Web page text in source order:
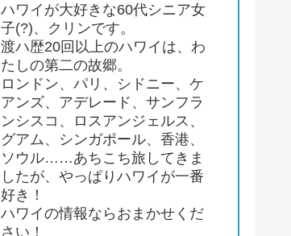
ハワイが大好きな60代シニア女
子(?)、クリンです。
渡ハ歴20回以上のハワイは、わ
たしの第二の故郷。
ロンドン、パリ、シドニー、ケ
アンズ、アデレード、サンフラ
ンシスコ、ロスアンジェルス、
グアム、シンガポール、香港、
ソウル……あちこち旅してきま
したが、やっぱりハワイが一番
好き！
ハワイの情報ならおまかせくだ
さい！